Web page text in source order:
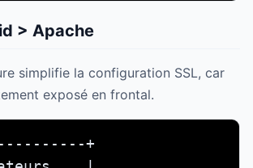
> Apache
simplifie la configuration SSL, car
exposé en frontal.
+